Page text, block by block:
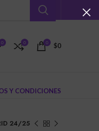
0 0 0 $0
Y CONDICIONES
24/25